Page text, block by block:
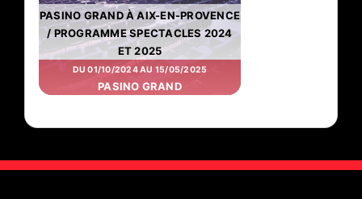
PASINO GRAND À AIX-EN-PROVENCE
/ PROGRAMME SPECTACLES 2024
ET 2025
DU 01/10/2024 AU 15/05/2025
PASINO GRAND